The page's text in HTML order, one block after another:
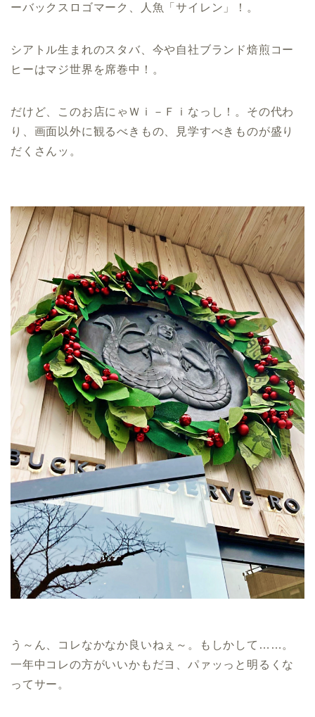
ーバックスロゴマーク、人魚「サイレン」！。
シアトル生まれのスタバ、今や自社ブランド焙煎コー
ヒーはマジ世界を席巻中！。
だけど、このお店にゃＷｉ－Ｆｉなっし！。その代わ
り、画面以外に観るべきもの、見学すべきものが盛り
だくさんッ。
う～ん、コレなかなか良いねぇ～。もしかして……。
一年中コレの方がいいかもだヨ、パァッっと明るくな
ってサー。